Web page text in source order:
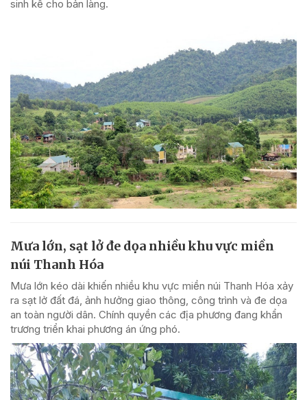
sinh kế cho bản làng.
Mưa lớn, sạt lở đe dọa nhiều khu vực miền
núi Thanh Hóa
Mưa lớn kéo dài khiến nhiều khu vực miền núi Thanh Hóa xảy
ra sạt lở đất đá, ảnh hưởng giao thông, công trình và đe dọa
an toàn người dân. Chính quyền các địa phương đang khẩn
trương triển khai phương án ứng phó.